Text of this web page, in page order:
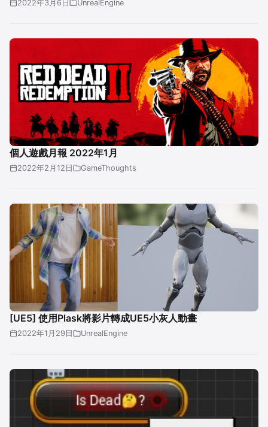
2022年3月6日 UnrealEngine
個人遊戲月報 2022年1月
2022年2月12日 GameThoughts
[UE5] 使用Plask將影片轉成UE5小灰人動畫
2022年1月29日 UnrealEngine